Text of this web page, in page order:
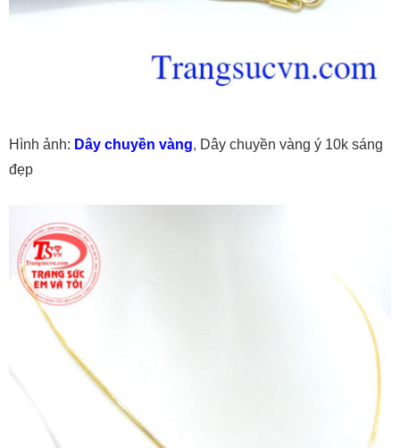
Hình ảnh: Dây chuyền vàng, Dây chuyền vàng ý 10k sáng
đẹp